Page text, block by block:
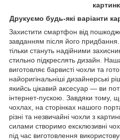
Друкуємо будь-які варіанти
Захистити смартфон від
завданням після його
тільки стануть надійними
стильно підкреслять дизайн.
виготовляє барвисті чохли та
найоригінальніші дизайнерські
якийсь цікавий аксесуар — ви
інтернет-пускою. Завдяки тому,
чохлах, на сторінках нашого
різні та незвичайні чохли з
силами створимо ексклюзивні
під час виготовлення